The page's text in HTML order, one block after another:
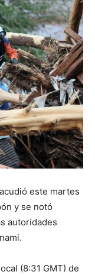
este martes
y se notó
autoridades
(8:31 GMT) de